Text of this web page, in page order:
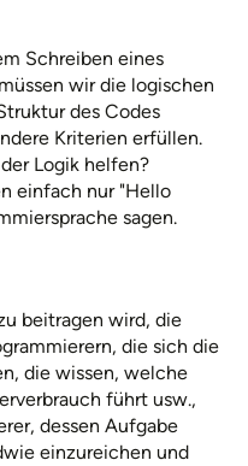
Schreiben eines
wir die logischen
des Codes
Kriterien erfüllen.
Logik helfen?
einfach nur "Hello
sagen.
beitragen wird, die
die sich die
die wissen, welche
führt usw.,
dessen Aufgabe
einzureichen und